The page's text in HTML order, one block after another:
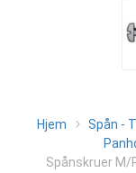
Hjem Spån -
Spånskruer M/